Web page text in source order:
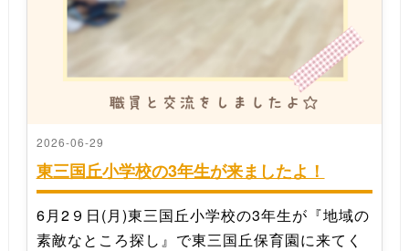
2026-06-29
東三国丘小学校の3年生が来ましたよ！
6月2９日(月)東三国丘小学校の3年生が『地域の
素敵なところ探し』で東三国丘保育園に来てく